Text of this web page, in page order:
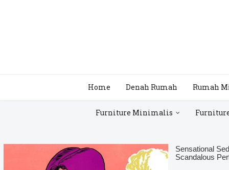
Home Denah Rumah Rumah
Furniture Minimalis